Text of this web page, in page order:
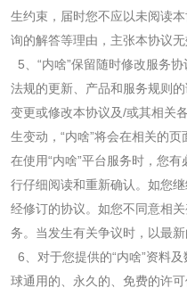
生约束，届时您不应以未阅读
询的解答等理由，主张本协议无
5 、“内啥”保留随时修改服务
法规的更新、产品和服务规则
变更或修改本协议及/或其相关
生变动，“内啥”将会在相关的
在使用“内啥”平台服务时，您
行仔细阅读和重新确认。如您
经修订的协议。如您不同意相
务。当发生有关争议时，以最新
6 、对于您提供的“内啥”资料
球通用的、永久的、免费的许